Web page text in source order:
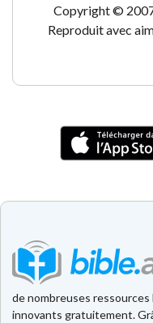
Copyright ©
Reproduit avec
de nombreuses
innovants gratuitement.